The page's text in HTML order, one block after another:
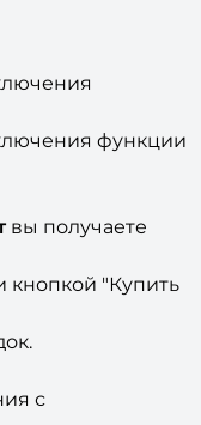
функции
кнопкой "Купить
с